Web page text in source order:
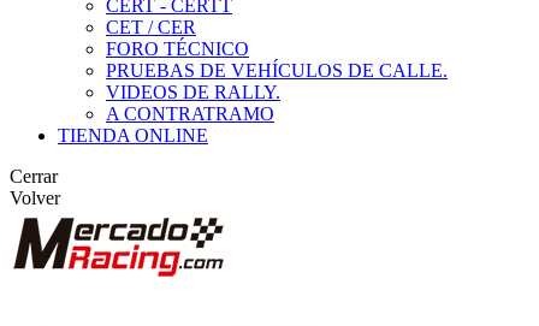
CERT - CERTT
CET / CER
FORO TÉCNICO
PRUEBAS DE VEHÍCULOS DE CALLE.
VIDEOS DE RALLY.
A CONTRATRAMO
TIENDA ONLINE
Cerrar
Volver